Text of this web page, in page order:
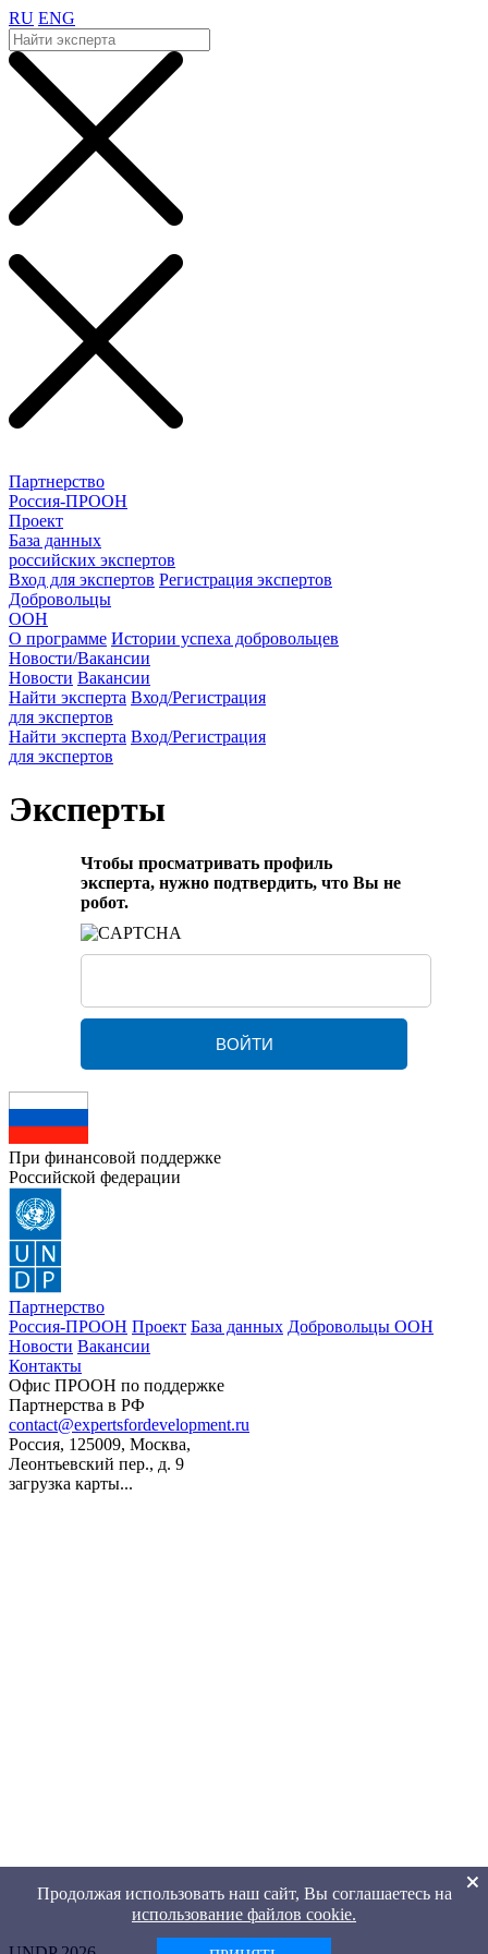
RU ENG
Партнерство
Россия-ПРООН
Проект
База данных
российских экспертов
Вход для экспертов Регистрация экспертов
Добровольцы
ООН
О программе Истории успеха добровольцев
Новости/Вакансии
Новости Вакансии
Найти эксперта Вход/Регистрация
для экспертов
Найти эксперта Вход/Регистрация
для экспертов
Эксперты
Чтобы просматривать профиль
эксперта, нужно подтвердить, что Вы не
робот.
При финансовой поддержке
Российской федерации
Партнерство
Россия-ПРООН Проект База данных Добровольцы ООН
Новости Вакансии
Контакты
Офис ПРООН по поддержке
Партнерства в РФ
contact@expertsfordevelopment.ru
Россия, 125009, Москва,
Леонтьевский пер., д. 9
загрузка карты...
Продолжая использовать наш сайт, Вы соглашаетесь на
использование файлов cookie.